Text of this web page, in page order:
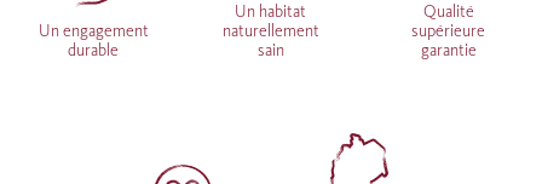
Un engagement
durable
Un habitat
naturellement
sain
Qualité
supérieure
garantie